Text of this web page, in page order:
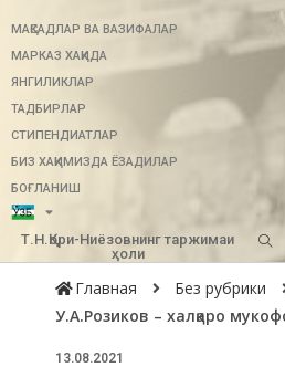
МАҚСАДЛАР ВА ВАЗИФАЛАР
МАРКАЗ ХАҚИДА
ЯНГИЛИКЛАР
ТАДБИРЛАР
СТИПЕНДИАТЛАР
БИЗ ХАҚИМИЗДА ЁЗАДИЛАР
БОҒЛАНИШ
Т.Н.Қори-Ниёзовнинг таржимаи
ҳоли
Главная
Без рубрики
У.А.Розиков – халқаро
13.08.2021